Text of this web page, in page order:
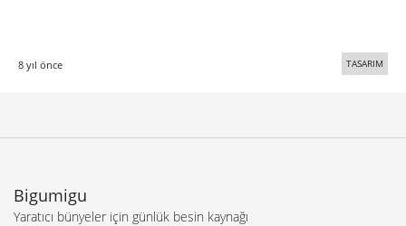
8 yıl önce TASARIM
Bigumigu
Yaratıcı bünyeler için günlük besin kaynağı